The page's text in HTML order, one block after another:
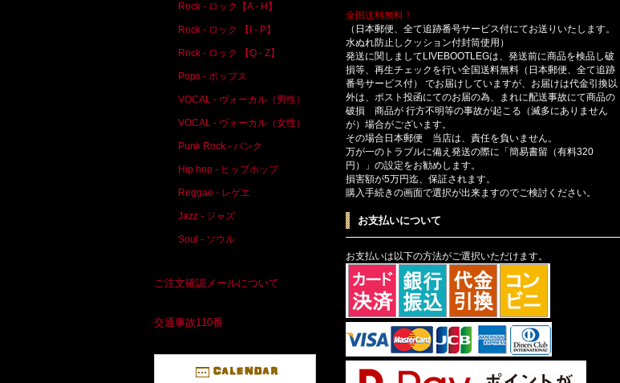
全国送料無料！
（日本郵便、全て追跡番号サービス付にてお送りいたします。
水ぬれ防止しクッション付封筒使用）
発送に関しましてLIVEBOOTLEGは、発送前に商品を検品し破
損等、再生チェックを行い全国送料無料（日本郵便、全て追跡
番号サービス付） でお届けしていますが、お届けは代金引換以
外は、ポスト投函にてのお届の為、まれに配送事故にて商品の
破損 商品が 行方不明等の事故が起こる（滅多にありません
が）場合がございます。
その場合日本郵便 当店は、責任を負いません。
万が一のトラブルに備え発送の際に「簡易書留（有料320
円）」の設定をお勧めします。
損害額が5万円迄、保証されます。
購入手続きの画面で選択が出来ますのでご検討ください。
お支払いについて
お支払いは以下の方法がご選択いただけます。
Rock - ロック【A - H】
Rock - ロック 【I - P】
Rock - ロック 【Q - Z】
Pops - ポップス
VOCAL - ヴォーカル（男性）
VOCAL - ヴォーカル（女性）
Punk Rock - パンク
Hip hop - ヒップホップ
Reggae - レゲエ
Jazz - ジャズ
Soul - ソウル
ご注文確認メールについて
交通事故110番